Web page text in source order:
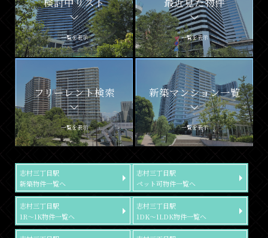
一覧を表示 一覧を表示
フリーレント検索
一覧を表示
新築マンション一覧
一覧を表示
志村三丁目駅
新築物件一覧へ
志村三丁目駅
ペット可物件一覧へ
志村三丁目駅
1R～1K物件一覧へ
志村三丁目駅
1DK～1LDK物件一覧へ